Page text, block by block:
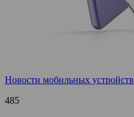
Новости мобильных устройств
485